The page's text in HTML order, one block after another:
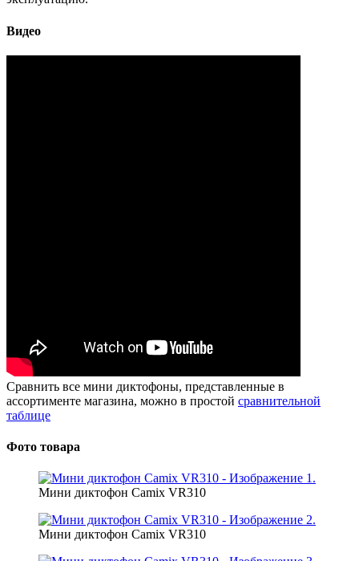
Видео
Сравнить все мини диктофоны, представленные в
ассортименте магазина, можно в простой сравнительной
таблице
Фото товара
Мини диктофон Camix VR310
Мини диктофон Camix VR310